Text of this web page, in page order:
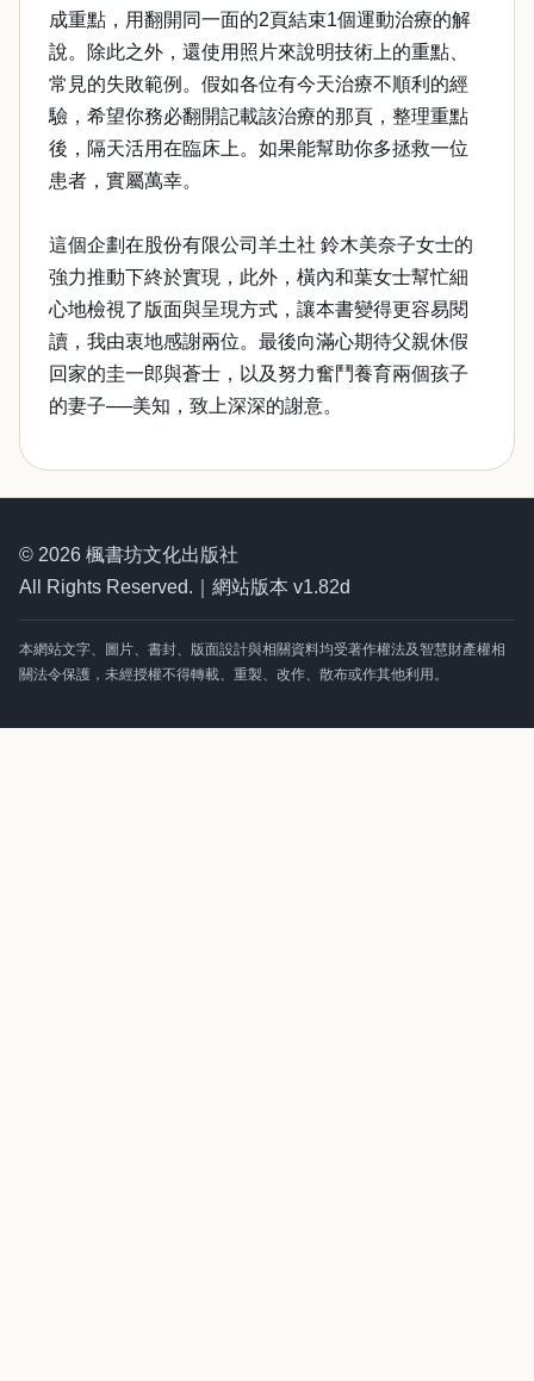
成重點，用翻開同一面的2頁結束1個運動治療的解
說。除此之外，還使用照片來說明技術上的重點、
常見的失敗範例。假如各位有今天治療不順利的經
驗，希望你務必翻開記載該治療的那頁，整理重點
後，隔天活用在臨床上。如果能幫助你多拯救一位
患者，實屬萬幸。
這個企劃在股份有限公司羊土社 鈴木美奈子女士的
強力推動下終於實現，此外，橫內和葉女士幫忙細
心地檢視了版面與呈現方式，讓本書變得更容易閱
讀，我由衷地感謝兩位。最後向滿心期待父親休假
回家的圭一郎與蒼士，以及努力奮鬥養育兩個孩子
的妻子──美知，致上深深的謝意。
© 2026 楓書坊文化出版社
All Rights Reserved.｜網站版本 v1.82d
本網站文字、圖片、書封、版面設計與相關資料均受著作權法及智慧財產權相
關法令保護，未經授權不得轉載、重製、改作、散布或作其他利用。